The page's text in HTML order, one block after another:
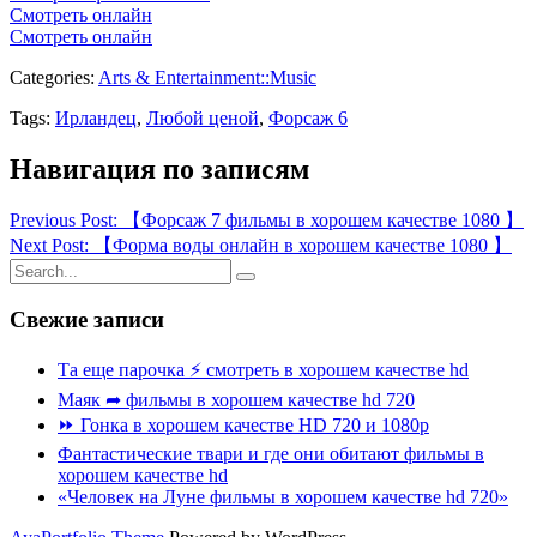
Смотреть онлайн
Смотреть онлайн
Categories: Arts & Entertainment::Music
Tags: Ирландец, Любой ценой, Форсаж 6
Навигация по записям
Previous Post: 【Форсаж 7 фильмы в хорошем качестве 1080 】
Next Post: 【Форма воды онлайн в хорошем качестве 1080 】
Свежие записи
Та еще парочка ⚡ смотреть в хорошем качестве hd
Маяк ➦ фильмы в хорошем качестве hd 720
⏩ Гонка в хорошем качестве HD 720 и 1080p
Фантастические твари и где они обитают фильмы в
хорошем качестве hd
«Человек на Луне фильмы в хорошем качестве hd 720»